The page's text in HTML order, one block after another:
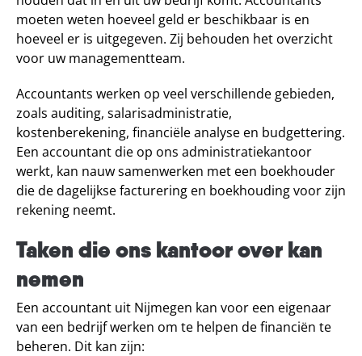
moeten weten hoeveel geld er beschikbaar is en
hoeveel er is uitgegeven. Zij behouden het overzicht
voor uw managementteam.
Accountants werken op veel verschillende gebieden,
zoals auditing, salarisadministratie,
kostenberekening, financiële analyse en budgettering.
Een accountant die op ons administratiekantoor
werkt, kan nauw samenwerken met een boekhouder
die de dagelijkse facturering en boekhouding voor zijn
rekening neemt.
Taken die ons kantoor over kan
nemen
Een accountant uit Nijmegen kan voor een eigenaar
van een bedrijf werken om te helpen de financiën te
beheren. Dit kan zijn: